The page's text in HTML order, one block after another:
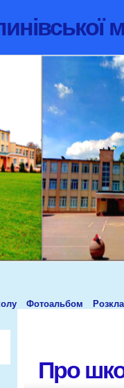
Фотоальбом
Про